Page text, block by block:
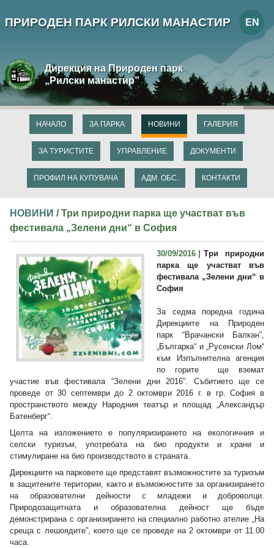
ПРИРОДЕН ПАРК РИЛСКИ МАНАСТИР EN
Дирекция на Природен парк
„Рилски манастир”
НАЧАЛО ЗА ПАРКА НОВИНИ
ЗА ТУРИСТИТЕ УПРАВЛЕНИЕ
ПРОФИЛ НА КУПУВАЧА
ДОКУМЕНТИ
ГАЛЕРИЯ
АДМ. ОБС. КОНТАКТИ
НОВИНИ / Три природни парка ще участват във
фестивала „Зелени дни“ в София
30/09/2016 |
Три природни
парка ще участват във
фестивала „Зелени дни“ в
София
За седма поредна година
Дирекциите на Природен
парк “Врачански Балкан”,
„Българка“ и „Русенски Лом“
към Изпълнителна агенция
по горите ще вземат
участие във фестивала “Зелени дни 2016”. Събитието ще се
проведе от 30 септември до 2 октомври 2016 г. в гр. София в
пространството между Народния театър и площад „Александър
Батенберг“.
Целта на изложението е популяризирането на екологичния и
селски туризъм, употребата на био продукти и храни и
стимулиране на био производството в страната.
Дирекциите на парковете ще представят възможностите за туризъм
в защитените територии, както и възможностите за организирането
на образователни дейности с младежи и доброволци.
Природозащитната и образователна дейност ще бъде
демонстрирана с организирането на специално работно ателие „На
среща с лешоядите”, което ще се проведе на 2 октомври от 11.00
часа.